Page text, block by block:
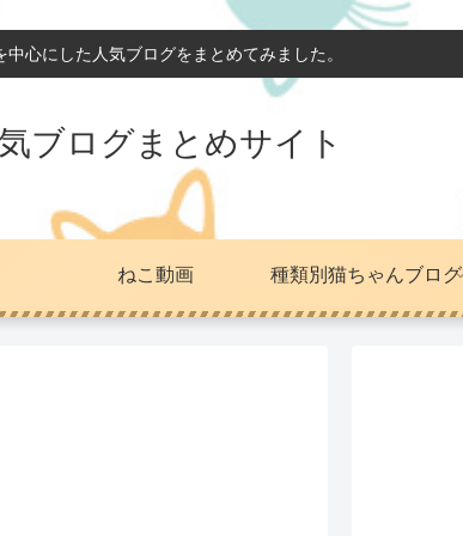
心にした人気ブログをまとめてみました。
ブログまとめサイト
ねこ動画 種類別猫ちゃんブログ